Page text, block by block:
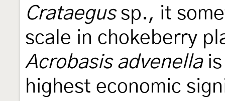
Crataegussp., it
scale in chokeberry
Acrobasis advenellais
highest economic